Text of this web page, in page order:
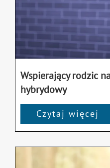
Wspierający rodzic
hybrydowy
Czytaj więcej